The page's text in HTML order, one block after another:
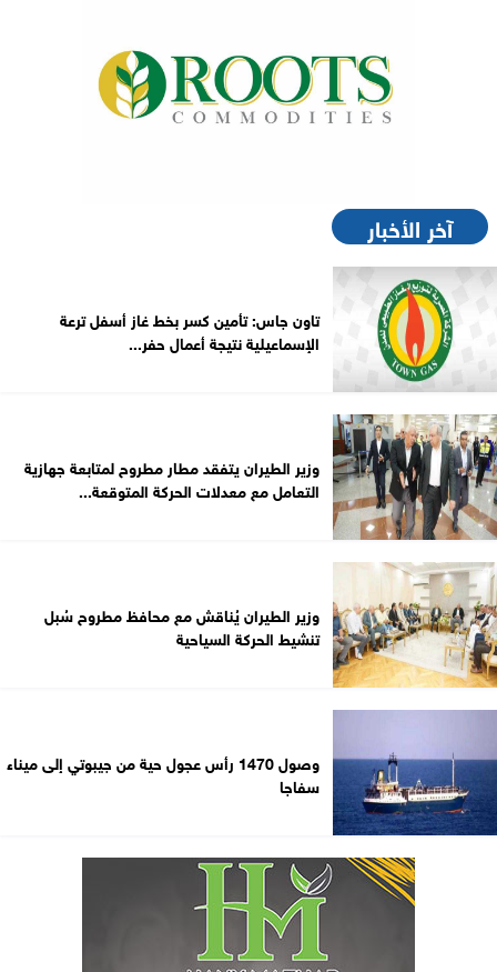
آخر الأخبار
تاون جاس: تأمين كسر بخط غاز أسفل ترعة
الإسماعيلية نتيجة أعمال حفر...
وزير الطيران يتفقد مطار مطروح لمتابعة جهازية
التعامل مع معدلات الحركة المتوقعة...
وزير الطيران يُناقش مع محافظ مطروح سُبل
تنشيط الحركة السياحية
وصول 1470 رأس عجول حية من جيبوتي إلى ميناء
سفاجا